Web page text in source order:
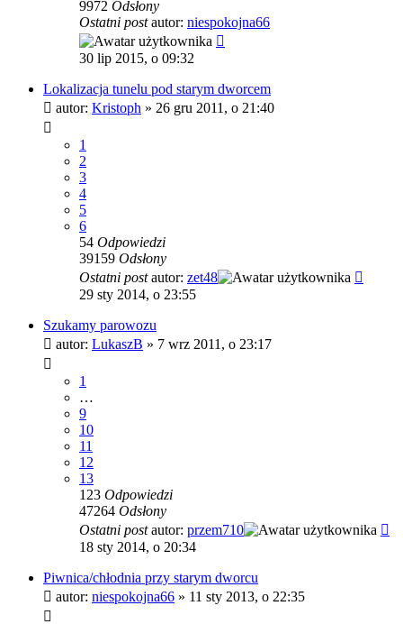
9972 Odsłony
Ostatni postautor: niespokojna66
30 lip 2015, o 09:32
Lokalizacja tunelu pod starym dworcem
autor: Kristoph » 26 gru 2011, o 21:40
1
2
3
4
5
6
54 Odpowiedzi
39159 Odsłony
Ostatni postautor: zet48
29 sty 2014, o 23:55
Szukamy parowozu
autor: LukaszB » 7 wrz 2011, o 23:17
1
…
9
10
11
12
13
123 Odpowiedzi
47264 Odsłony
Ostatni postautor: przem710
18 sty 2014, o 20:34
Piwnica/chłodnia przy starym dworcu
autor: niespokojna66 » 11 sty 2013, o 22:35